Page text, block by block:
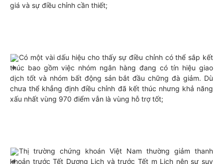
giá và sự điều chỉnh cần thiết;
Có một vài dấu hiệu cho thấy sự điều chỉnh có thể sắp kết
thúc bao gồm việc nhóm ngân hàng đang có tín hiệu giao
dịch tốt và nhóm bất động sản bắt đầu chững đà giảm. Dù
chưa thể khẳng định điều chỉnh đã kết thúc nhưng khả năng
xấu nhất vùng 970 điểm vẫn là vùng hỗ trợ tốt;
Thị trường chứng khoán Việt Nam thường giảm thanh
khoản trước Tết Dương Lịch và trước Tết m Lịch nên sự suy